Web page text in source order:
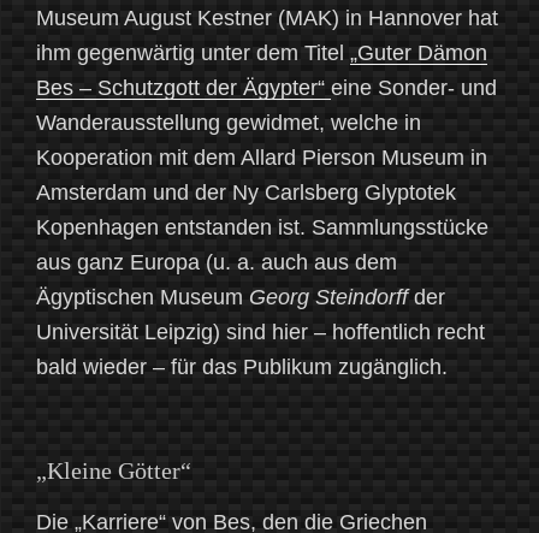
Museum August Kestner (MAK) in Hannover hat
ihm gegenwärtig unter dem Titel „Guter Dämon
Bes – Schutzgott der Ägypter“ eine Sonder- und
Wanderausstellung gewidmet, welche in
Kooperation mit dem Allard Pierson Museum in
Amsterdam und der Ny Carlsberg Glyptotek
Kopenhagen entstanden ist. Sammlungsstücke
aus ganz Europa (u. a. auch aus dem
Ägyptischen Museum Georg Steindorffder
Universität Leipzig) sind hier – hoffentlich recht
bald wieder – für das Publikum zugänglich.
„Kleine Götter“
Die „Karriere“ von Bes, den die Griechen